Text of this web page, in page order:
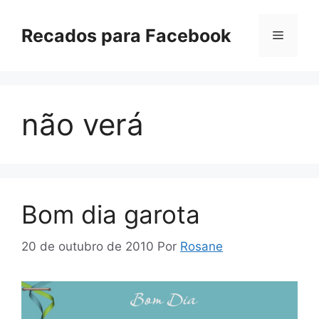
paraRecados para Facebook Menu
não verá
Bom dia garota
20 de outubro de 2010 Por Rosane